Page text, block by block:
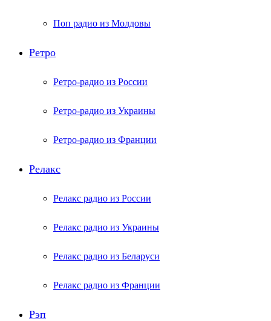
Поп радио из Молдовы
Ретро
Ретро-радио из России
Ретро-радио из Украины
Ретро-радио из Франции
Релакс
Релакс радио из России
Релакс радио из Украины
Релакс радио из Беларуси
Релакс радио из Франции
Рэп